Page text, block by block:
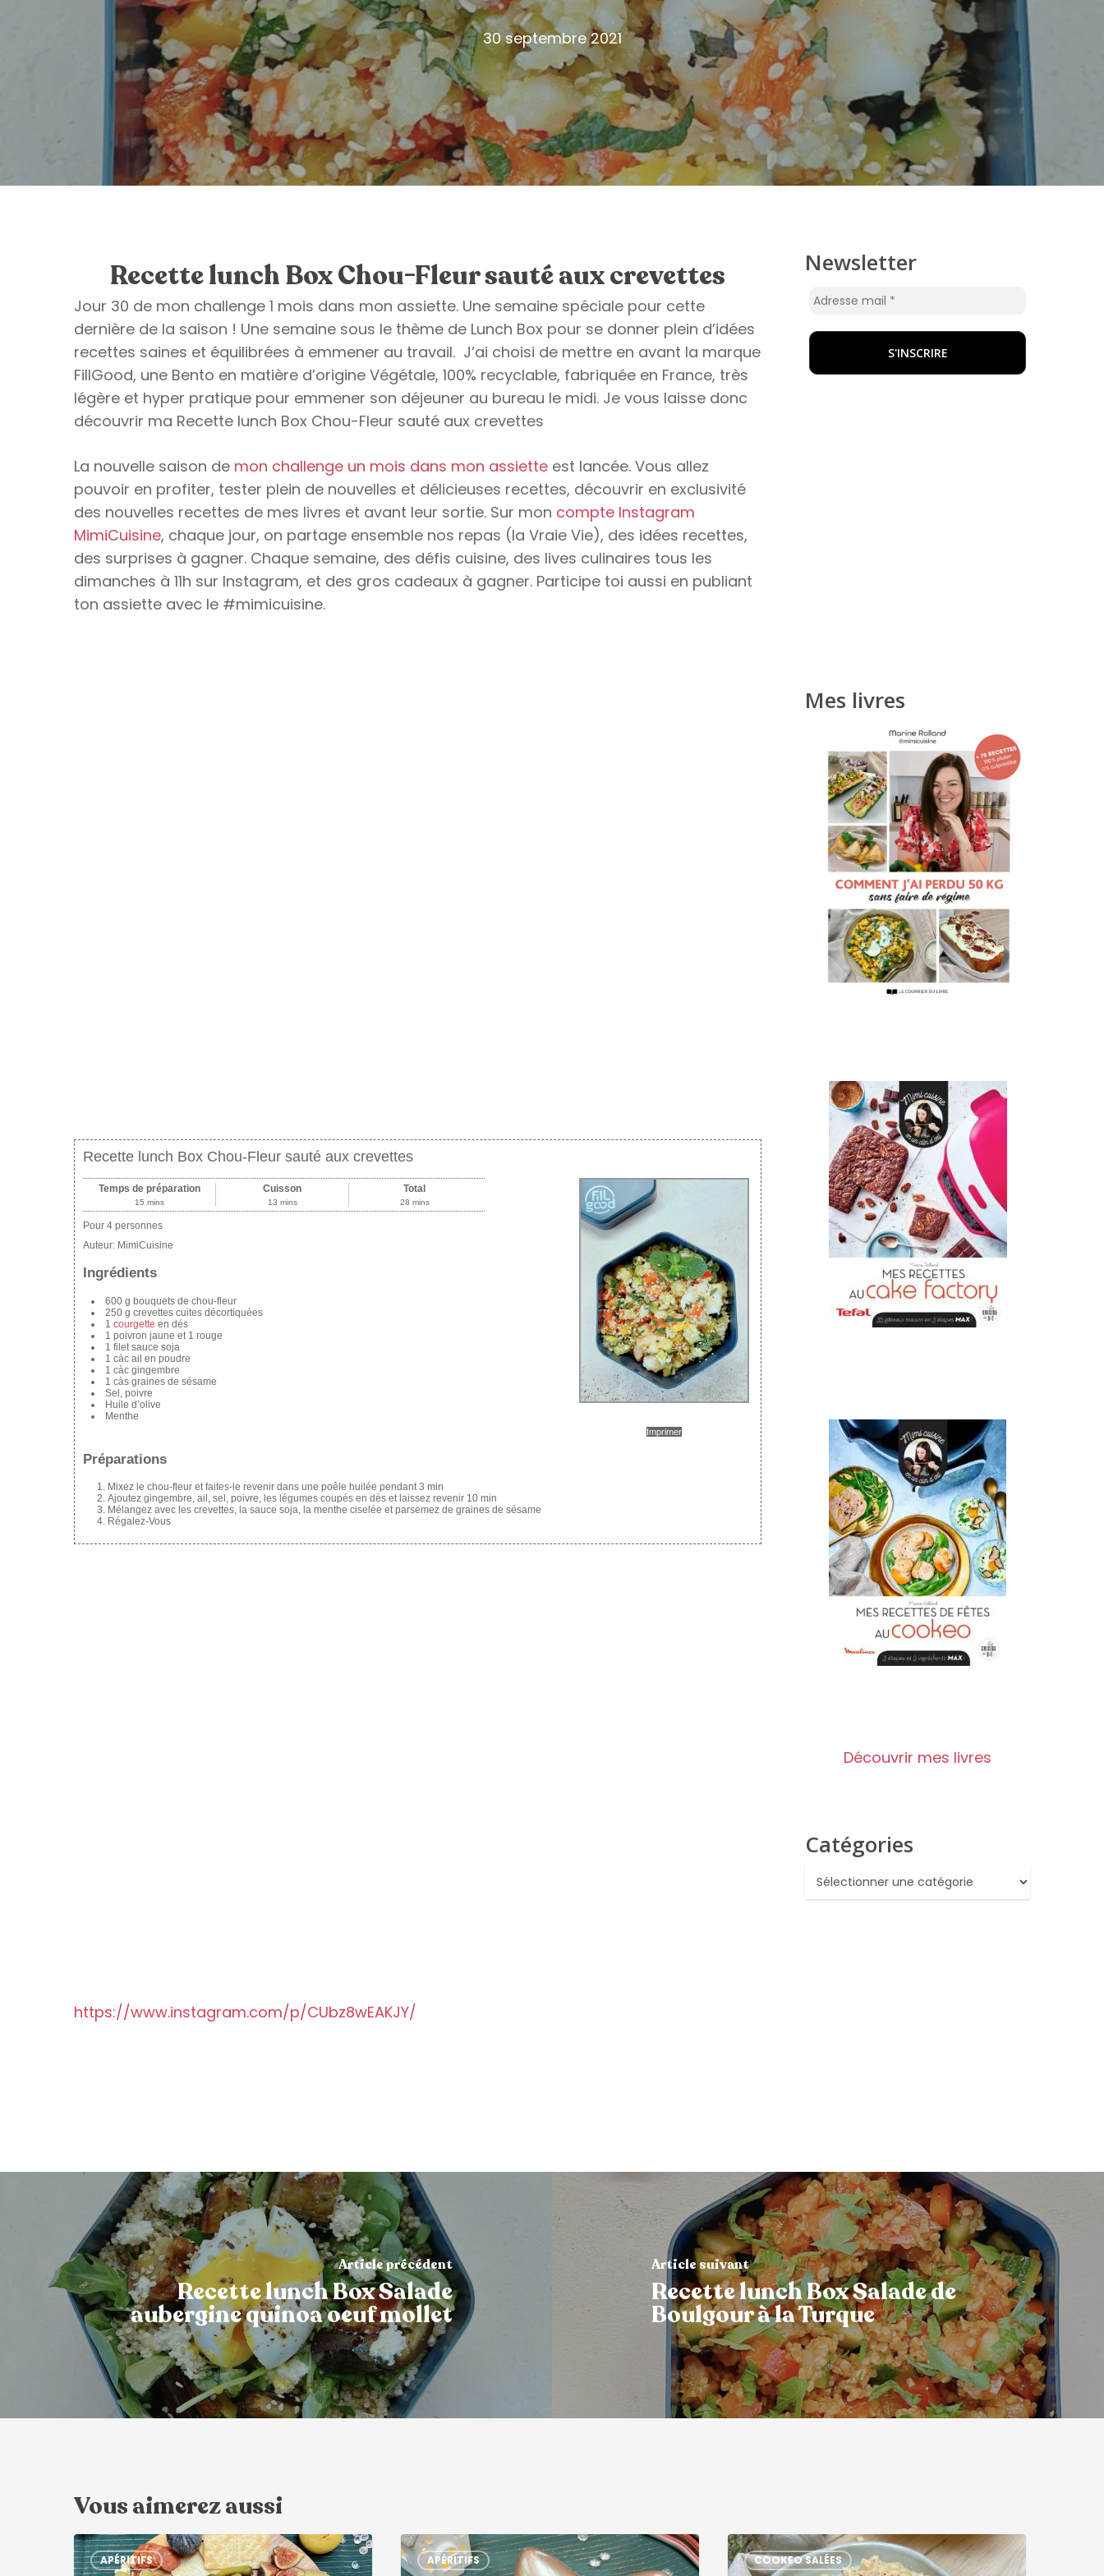
30 septembre 2021
Recette lunch Box Chou-Fleur sauté aux crevettes
Jour 30 de mon challenge 1 mois dans mon assiette. Une semaine spéciale pour cette
dernière de la saison ! Une semaine sous le thème de Lunch Box pour se donner plein d’idées
recettes saines et équilibrées à emmener au travail. J’ai choisi de mettre en avant la marque
FillGood, une Bento en matière d’origine Végétale, 100% recyclable, fabriquée en France, très
légère et hyper pratique pour emmener son déjeuner au bureau le midi. Je vous laisse donc
découvrir ma Recette lunch Box Chou-Fleur sauté aux crevettes
La nouvelle saison de mon challenge un mois dans mon assiette est lancée. Vous allez
pouvoir en profiter, tester plein de nouvelles et délicieuses recettes, découvrir en exclusivité
des nouvelles recettes de mes livres et avant leur sortie. Sur mon compte Instagram
MimiCuisine, chaque jour, on partage ensemble nos repas (la Vraie Vie), des idées recettes,
des surprises à gagner. Chaque semaine, des défis cuisine, des lives culinaires tous les
dimanches à 11h sur Instagram, et des gros cadeaux à gagner. Participe toi aussi en publiant
ton assiette avec le #mimicuisine.
Recette lunch Box Chou-Fleur sauté aux crevettes
Imprimer
Temps de préparation
15 mins
Cuisson
13 mins
Total
28 mins
Pour 4 personnes
Auteur: MimiCuisine
Ingrédients
600 g bouquets de chou-fleur
250 g crevettes cuites décortiquées
1 courgette en dés
1 poivron jaune et 1 rouge
1 filet sauce soja
1 càc ail en poudre
1 càc gingembre
1 càs graines de sésame
Sel, poivre
Huile d’olive
Menthe
Préparations
Mixez le chou-fleur et faites-le revenir dans une poêle huilée pendant 3 min
Ajoutez gingembre, ail, sel, poivre, les légumes coupés en dés et laissez revenir 10 min
Mélangez avec les crevettes, la sauce soja, la menthe ciselée et parsemez de graines de sésame
Régalez-Vous
https://www.instagram.com/p/CUbz8wEAKJY/
Newsletter
Mes livres
Découvrir mes livres
Catégories
Catégories
Article précédent
Recette lunch Box Salade
aubergine quinoa oeuf mollet
Article suivant
Recette lunch Box Salade de
Boulgour à la Turque
Vous aimerez aussi
APÉRITIFS APÉRITIFS COOKEO SALÉES